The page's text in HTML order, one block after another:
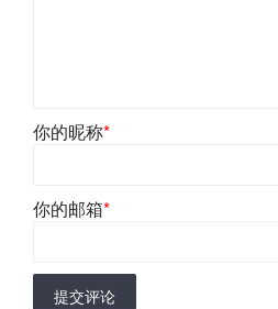
你的昵称*
你的邮箱*
提交评论